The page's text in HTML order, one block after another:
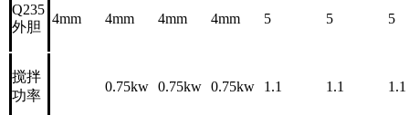
Q235
外胆
4mm 4mm 4mm 4mm 5 5 5
搅拌
功率
0.75kw 0.75kw 0.75kw 1.1 1.1 1.1